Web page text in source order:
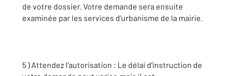
de votre dossier. Votre demande sera ensuite
examinée par les services d'urbanisme de la mairie.
5 ) Attendez l’autorisation : Le délai d'instruction de